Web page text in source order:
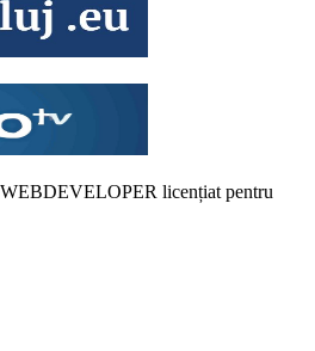
WEBDEVELOPER licențiat pentru